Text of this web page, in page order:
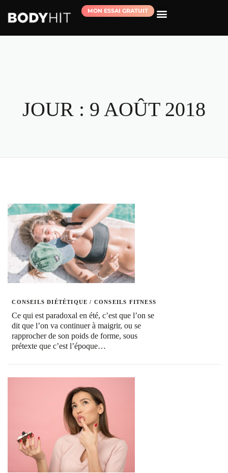
MON ESSAI GRATUIT
JOUR : 9 AOÛT 2018
CONSEILS DIÉTÉTIQUE / CONSEILS FITNESS
Ce qui est paradoxal en été, c’est que l’on se
dit que l’on va continuer à maigrir, ou se
rapprocher de son poids de forme, sous
prétexte que c’est l’époque…